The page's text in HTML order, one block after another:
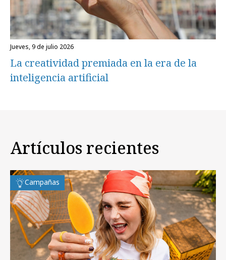
jueves, 9 de julio 2026
La creatividad premiada en la era de la
inteligencia artificial
Artículos recientes
Campañas